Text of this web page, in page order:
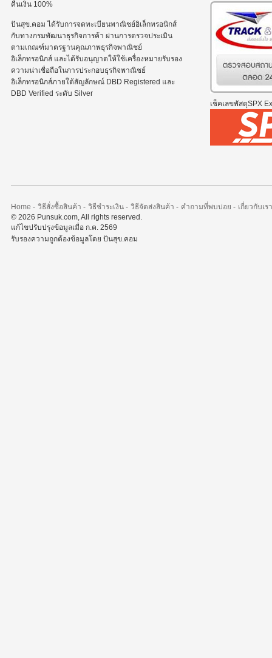
คืนเงิน 100%
ปันสุข.คอม ได้รับการจดทะเบียนพาณิชย์อิเล็กทรอนิกส์
กับทางกรมพัฒนาธุรกิจการค้า ผ่านการตรวจประเมิน
ตามเกณฑ์มาตรฐานคุณภาพธุรกิจพาณิชย์
อิเล็กทรอนิกส์ และได้รับอนุญาตให้ใช้เครื่องหมายรับรอง
ความน่าเชื่อถือในการประกอบธุรกิจพาณิชย์
อิเล็กทรอนิกส์ภายใต้สัญลักษณ์ DBD Registered และ
DBD Verified ระดับ Silver
เช็คเลขพัสดุSPX
Home - วิธีสั่งซื้อสินค้า - วิธีชำระเงิน- วิธีจัดส่งสินค้า - คำถามที่พบบ่อย - เกี่ยวกับเรา
© 2026 Punsuk.com, All rights reserved.
แก้ไขปรับปรุงข้อมูลเมื่อ ก.ค. 2569
รับรองความถูกต้องข้อมูลโดย ปันสุข.คอม